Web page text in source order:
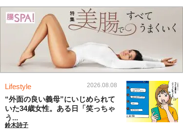
Lifestyle 2026.08.08
“外面の良い義母”にいじめられて
いた34歳女性。ある日「笑っちゃ
う...
鈴木詩子